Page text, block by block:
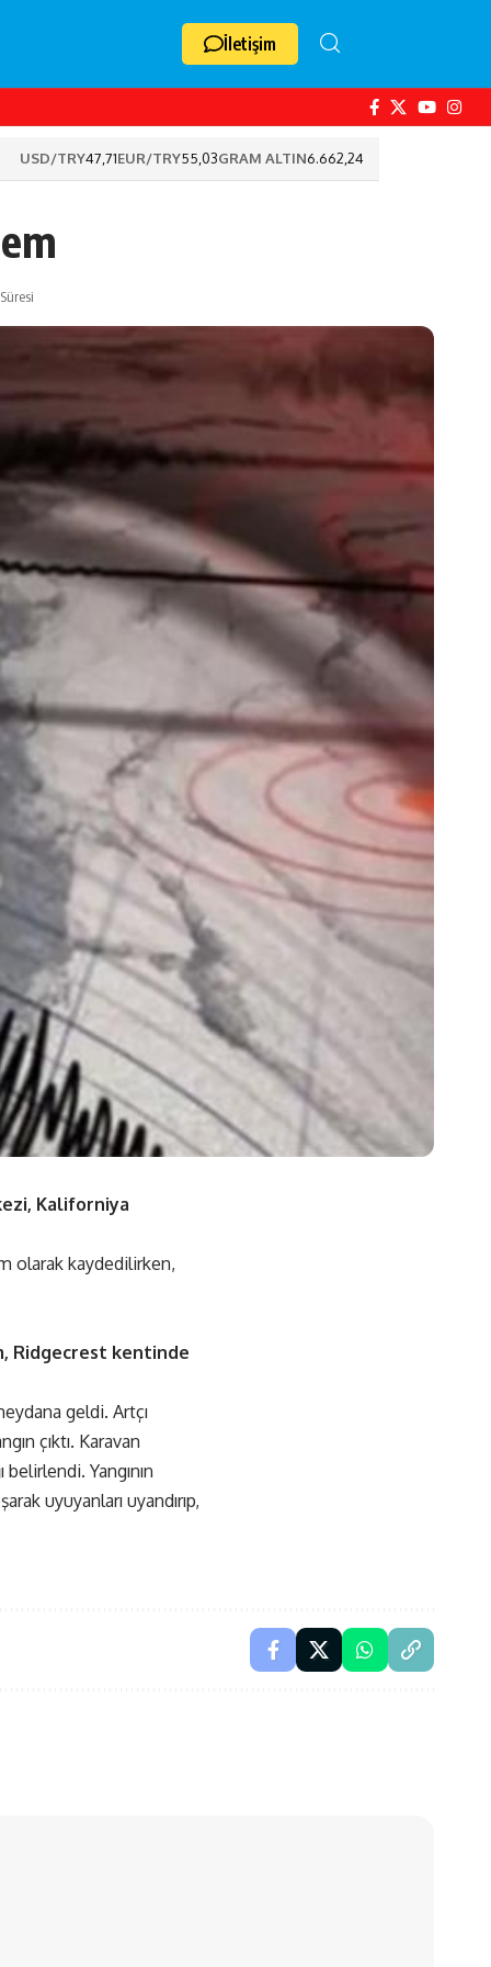
İletişim
USD/TRY47,71EUR/TRY55,03GRAM ALTIN6.662,24
Kaliforniya
olarak kaydedilirken,
Ridgecrest kentinde
geldi. Artçı
çıktı. Karavan
Yangının
uyuyanları uyandırıp,